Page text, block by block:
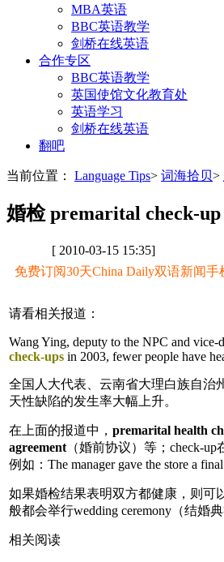
MBA英语
BBC英语教学
剑桥在线英语
合作专区
BBC英语教学
英国使馆文化教育处
英语学习
剑桥在线英语
翻吧
当前位置： Language Tips> 词海拾贝>
婚检 premarital check-up
[ 2010-03-15 15:35]
免费订阅30天China Daily双语新闻
请看相关报道：
Wang Ying, deputy to the NPC and vice-
check-ups in 2003, fewer people have
全国人大代表、云南省大理白族自治
天性缺陷的发生率大幅上升。
在上面的报道中， premarital health
agreement （婚前协议）等；check-
例如：The manager gave the store a
如果婚检结果表明双方都健康，则可
般都会举行wedding ceremony（结婚
相关阅读